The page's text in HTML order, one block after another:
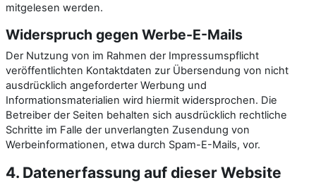
mitgelesen werden.
Widerspruch gegen Werbe-E-Mails
Der Nutzung von im Rahmen der Impressumspflicht
veröffentlichten Kontaktdaten zur Übersendung von nicht
ausdrücklich angeforderter Werbung und
Informationsmaterialien wird hiermit widersprochen. Die
Betreiber der Seiten behalten sich ausdrücklich rechtliche
Schritte im Falle der unverlangten Zusendung von
Werbeinformationen, etwa durch Spam-E-Mails, vor.
4. Datenerfassung auf dieser Website